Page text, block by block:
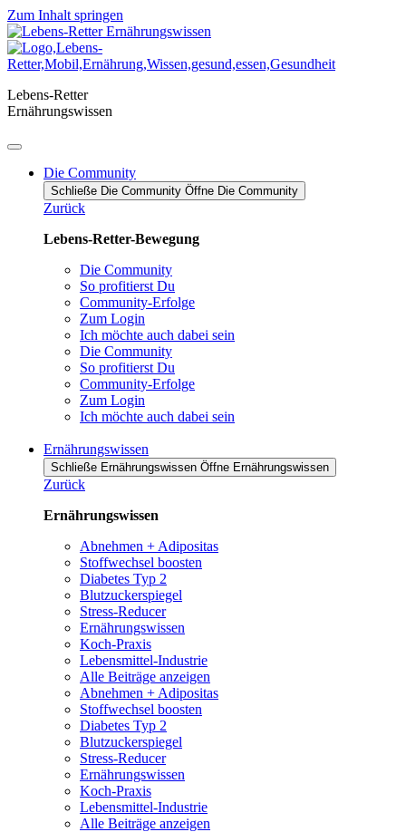
Zum Inhalt springen
Lebens-Retter
Ernährungswissen
Die Community
Schließe Die Community Öffne Die Community
Zurück
Lebens-Retter-Bewegung
Die Community
So profitierst Du
Community-Erfolge
Zum Login
Ich möchte auch dabei sein
Die Community
So profitierst Du
Community-Erfolge
Zum Login
Ich möchte auch dabei sein
Ernährungswissen
Schließe Ernährungswissen Öffne Ernährungswissen
Zurück
Ernährungswissen
Abnehmen + Adipositas
Stoffwechsel boosten
Diabetes Typ 2
Blutzuckerspiegel
Stress-Reducer
Ernährungswissen
Koch-Praxis
Lebensmittel-Industrie
Alle Beiträge anzeigen
Abnehmen + Adipositas
Stoffwechsel boosten
Diabetes Typ 2
Blutzuckerspiegel
Stress-Reducer
Ernährungswissen
Koch-Praxis
Lebensmittel-Industrie
Alle Beiträge anzeigen